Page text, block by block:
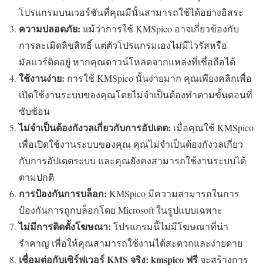
โปรแกรมบนเวอร์ชันที่คุณมีนั้นสามารถใช้ได้อย่างอิสระ
ความปลอดภัย: แม้ว่าการใช้ KMSpico อาจเกี่ยวข้องกับ
การละเมิดลิขสิทธิ์ แต่ตัวโปรแกรมเองไม่มีไวรัสหรือ
มัลแวร์ติดอยู่ หากคุณดาวน์โหลดจากแหล่งที่เชื่อถือได้
ใช้งานง่าย: การใช้ KMSpico นั้นง่ายมาก คุณเพียงคลิกเพื่อ
เปิดใช้งานระบบของคุณโดยไม่จำเป็นต้องทำตามขั้นตอนที่
ซับซ้อน
ไม่จำเป็นต้องกังวลเกี่ยวกับการอัปเดต: เมื่อคุณใช้ KMSpico
เพื่อเปิดใช้งานระบบของคุณ คุณไม่จำเป็นต้องกังวลเกี่ยว
กับการอัปเดตระบบ และคุณยังคงสามารถใช้งานระบบได้
ตามปกติ
การป้องกันการบล็อก: KMSpico มีความสามารถในการ
ป้องกันการถูกบล็อกโดย Microsoft ในรูปแบบเฉพาะ
ไม่มีการติดตั้งโฆษณา: โปรแกรมนี้ไม่มีโฆษณาที่น่า
รำคาญ เพื่อให้คุณสามารถใช้งานได้สะดวกและง่ายดาย
เชื่อมต่อกับเซิร์ฟเวอร์ KMS จริง: kmspico ฟรี จะสร้างการ